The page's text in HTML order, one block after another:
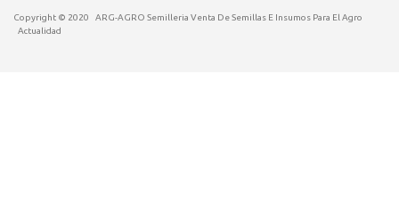
Copyright © 2020
ARG-AGRO Semilleria Venta De Semillas E Insumos Para El Agro
Actualidad